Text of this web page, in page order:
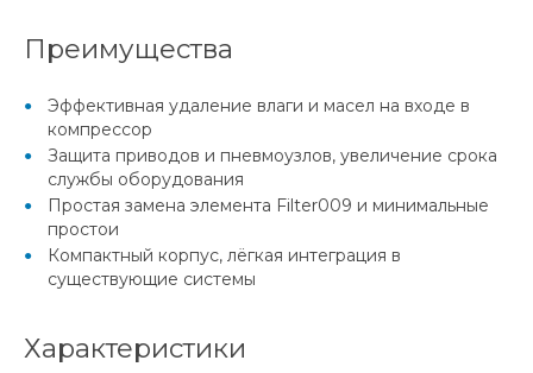
Преимущества
Эффективная удаление влаги и масел на входе в
компрессор
Защита приводов и пневмоузлов, увеличение срока
службы оборудования
Простая замена элемента Filter009 и минимальные
простои
Компактный корпус, лёгкая интеграция в
существующие системы
Характеристики